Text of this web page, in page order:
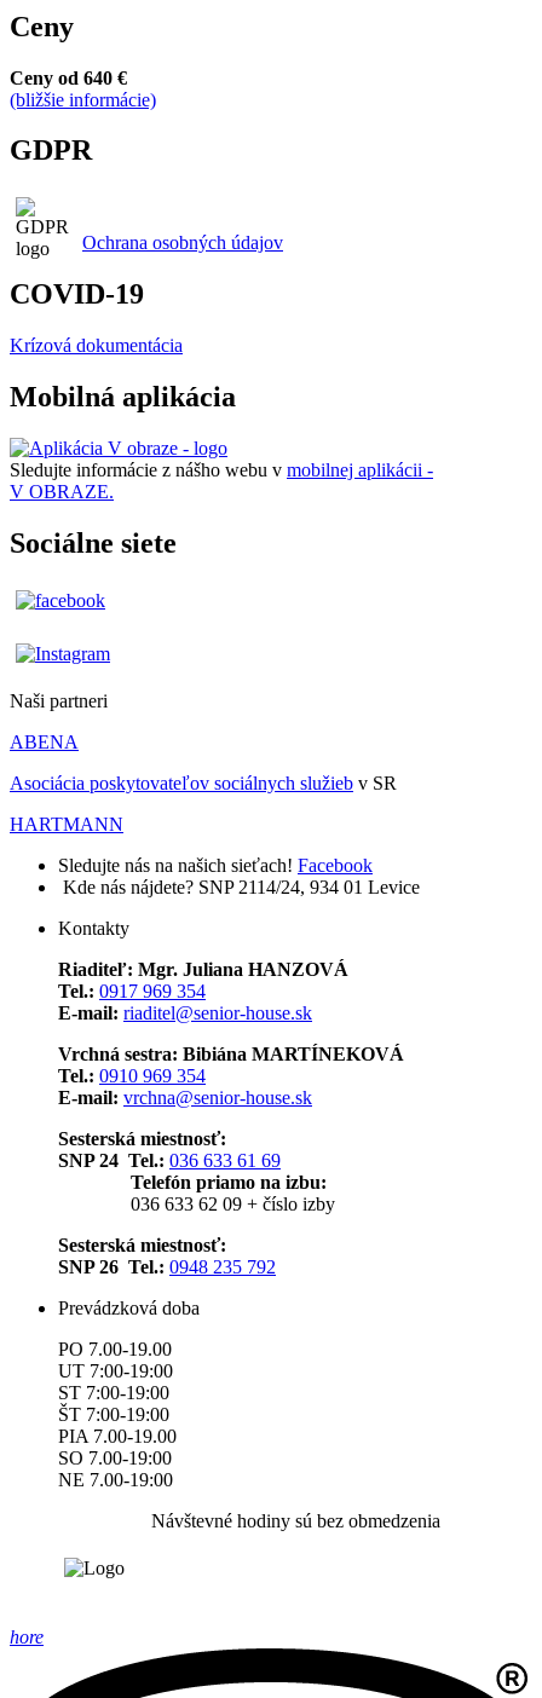
Ceny
Ceny od 640 €
(bližšie informácie)
GDPR
Ochrana osobných údajov
COVID-19
Krízová dokumentácia
Mobilná aplikácia
Sledujte informácie z nášho webu v mobilnej aplikácii -
V OBRAZE.
Sociálne siete
Naši partneri
ABENA
Asociácia poskytovateľov sociálnych služieb v SR
HARTMANN
Sledujte nás na našich sieťach! Facebook
Kde nás nájdete? SNP 2114/24, 934 01 Levice
Kontakty
Riaditeľ: Mgr. Juliana HANZOVÁ
Tel.: 0917 969 354
E-mail: riaditel@senior-house.sk
Vrchná sestra: Bibiána MARTÍNEKOVÁ
Tel.: 0910 969 354
E-mail: vrchna@senior-house.sk
Sesterská miestnosť:
SNP 24 Tel.: 036 633 61 69
Telefón priamo na izbu:
036 633 62 09 + číslo izby
Sesterská miestnosť:
SNP 26 Tel.: 0948 235 792
Prevádzková doba
PO 7.00-19.00
UT 7:00-19:00
ST 7:00-19:00
ŠT 7:00-19:00
PIA 7.00-19.00
SO 7.00-19:00
NE 7.00-19:00
Návštevné hodiny sú bez obmedzenia
hore